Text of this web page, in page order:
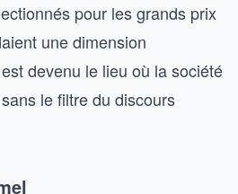
pour les grands prix
une dimension
devenu le lieu où la société
le filtre du discours